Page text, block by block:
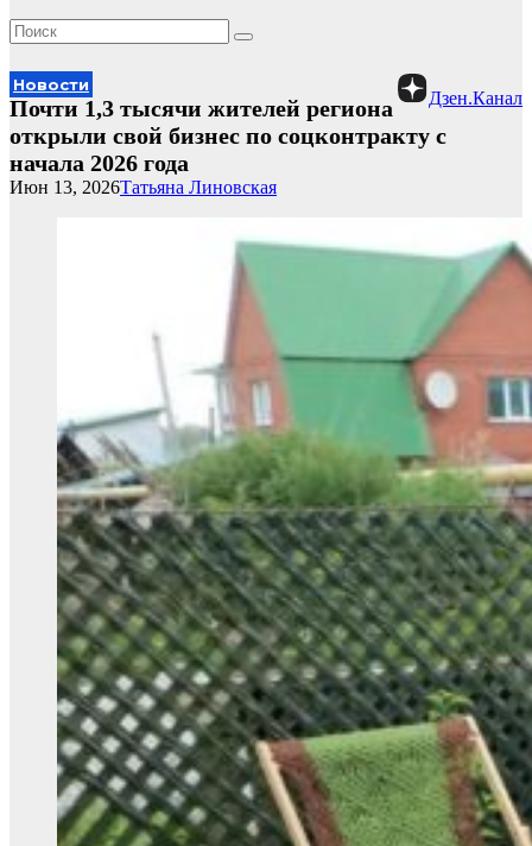
Новости
Дзен.Канал
Почти 1,3 тысячи жителей региона
открыли свой бизнес по соцконтракту с
начала 2026 года
Татьяна Линовская
Июн 13, 2026